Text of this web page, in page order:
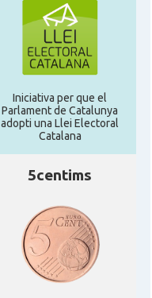
Iniciativa per que el
Parlament de Catalunya
adopti una Llei Electoral
Catalana
5centims